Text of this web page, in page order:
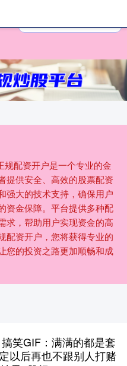
配资开户是一个专业的金
提供安全、高效的股票配资
强大的技术支持，确保用户
资金保障。平台提供多种配
求，帮助用户实现资金的高
配资开户，您将获得专业的
您的投资之路更加顺畅和成
笑GIF：满满的都是套
以后再也不跟别人打赌